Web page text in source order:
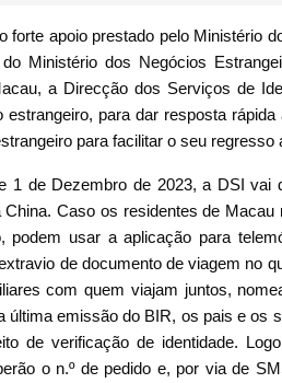
forte apoio prestado pelo Ministério
Ministério dos Negócios
a Direcção dos Serviços de
estrangeiro, para dar resposta
para facilitar o seu regresso
1 de Dezembro de 2023, a DSI vai
China. Caso os residentes de
podem usar a aplicação para
de documento de viagem no
com quem viajam juntos,
última emissão do BIR, os pais e os
de verificação de identidade.
o n.º de pedido e, por via de